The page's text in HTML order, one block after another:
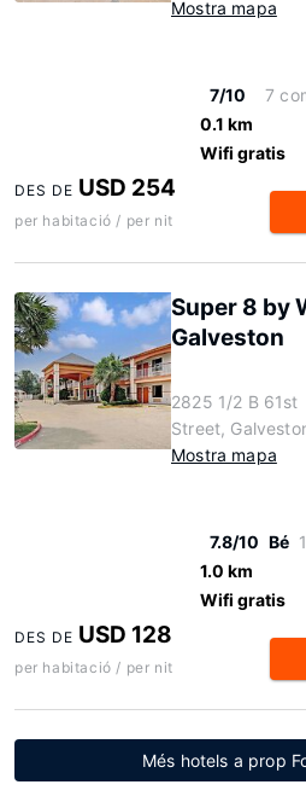
Mostra mapa
7/10
7
0.1 km
Wifi gratis
DES DE USD 254
per habitació / per nit
Super 8 by
Galveston
2825 1/2 B 61st
Street,
Mostra mapa
7.8/10 Bé
1.0 km
Wifi gratis
DES DE USD 128
per habitació / per nit
Més hotels a prop